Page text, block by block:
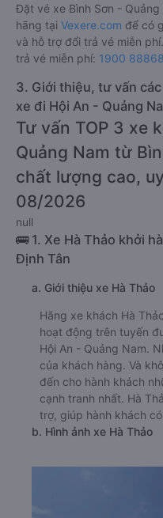
Đặt vé xe Bình Sơn -
hãng tại Vexere.com để có
và hỗ trợ đổi trả vé miễn
trả vé miễn phí: 1900
3. Giới thiệu, tư vấn
xe đi Hội An - Quảng
Tư vấn TOP 3 xe
Quảng Nam từ
chất lượng cao,
08/2026
null
🚌 1. Xe Hà Thảo khởi
Định Tân
a. Giới thiệu xe Hà Thảo
Hãng xe khách Hà
hoạt động trên tuyến
Hội An - Quảng Nam.
của khách hàng. Và
đến cho hành khách
cạnh tranh nhất. Hà
trợ, giúp hành khách
b. Hình ảnh xe Hà Thảo